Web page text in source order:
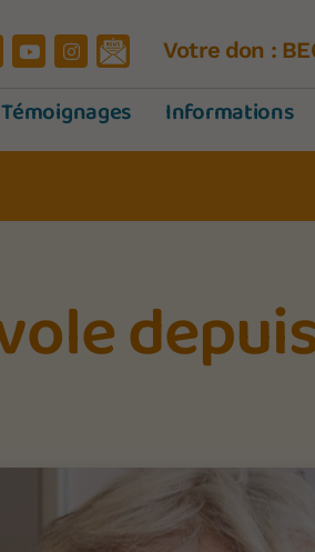
Témoignages Informations
Votre don :